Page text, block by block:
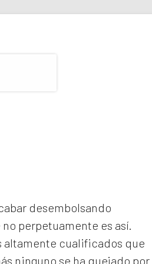
desembolsando
perpetuamente es así.
altamente cualificados que
ninguno se ha quejado por